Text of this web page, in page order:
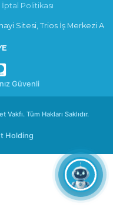
Politikası
Sitesi, Trios İş Merkezi A
Güvenli
Tüm Hakları Saklıdır.
Holding